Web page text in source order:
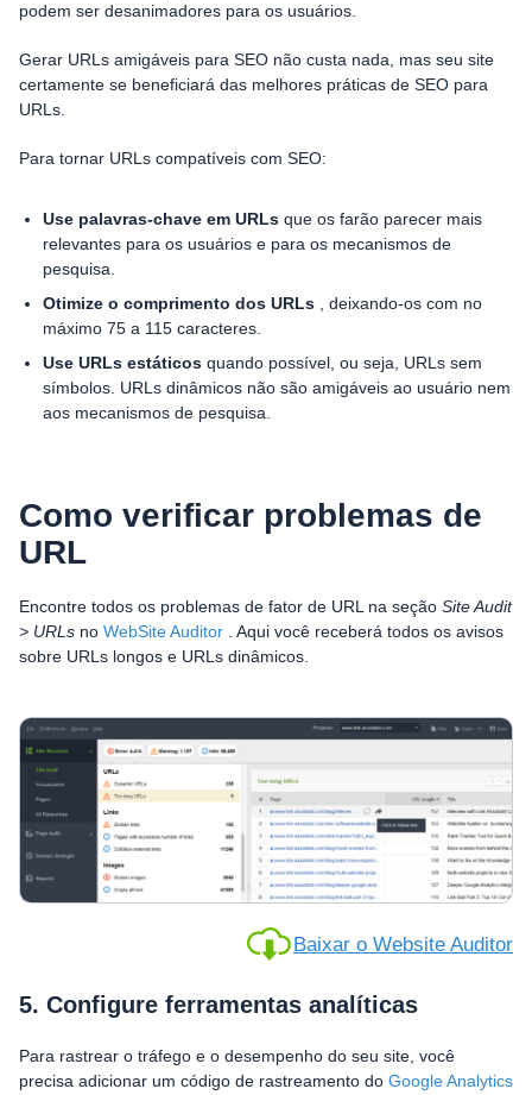
podem ser desanimadores para os usuários.
Gerar URLs amigáveis ​​para SEO não custa nada, mas seu site
certamente se beneficiará das melhores práticas de SEO para
URLs.
Para tornar URLs compatíveis com SEO:
Use palavras-chave em URLs que os farão parecer mais
relevantes para os usuários e para os mecanismos de
pesquisa.
Otimize o comprimento dos URLs , deixando-os com no
máximo 75 a 115 caracteres.
Use URLs estáticos quando possível, ou seja, URLs sem
símbolos. URLs dinâmicos não são amigáveis ​​ao usuário nem
aos mecanismos de pesquisa.
Como verificar problemas de
URL
Encontre todos os problemas de fator de URL na seção Site Audit
> URLs no WebSite Auditor . Aqui você receberá todos os avisos
sobre URLs longos e URLs dinâmicos.
Baixar o Website Auditor
5. Configure ferramentas analíticas
Para rastrear o tráfego e o desempenho do seu site, você
precisa adicionar um código de rastreamento do Google Analytics